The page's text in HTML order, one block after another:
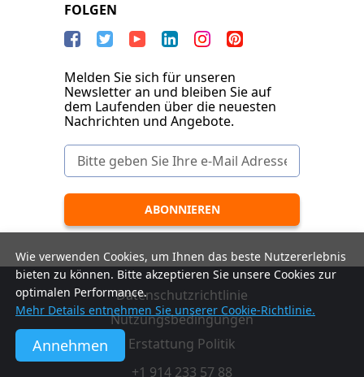
Wie verwenden Cookies, um Ihnen das beste Nutzererlebnis
bieten zu können. Bitte akzeptieren Sie unsere Cookies zur
optimalen Performance.
Mehr Details entnehmen Sie unserer Cookie-Richtlinie.
Annehmen
FOLGEN
Melden Sie sich für unseren
Newsletter an und bleiben Sie auf
dem Laufenden über die neuesten
Nachrichten und Angebote.
Datenschutzrichtlinie
Nutzungsbedingungen
Erstattung Politik
+1 914 233 57 88